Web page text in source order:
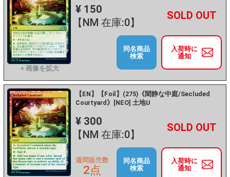
¥ 150
【NM 在庫:0】
－ +
入荷時に
通知
同名商品
検索
【EN】【Foil】(275)《閑静な中庭/Secluded
Courtyard》[NEO] 土地U
¥ 300
【NM 在庫:0】
－ +
入荷時に
通知
週間販売数
2点
同名商品
検索